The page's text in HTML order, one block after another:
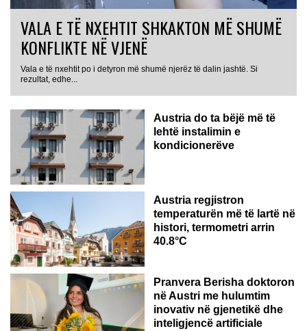
VALA E TË NXEHTIT SHKAKTON MË SHUMË
KONFLIKTE NË VJENË
Vala e të nxehtit po i detyron më shumë njerëz të dalin jashtë. Si
rezultat, edhe...
Austria do ta bëjë më të
lehtë instalimin e
kondicionerëve
Austria regjistron
temperaturën më të lartë në
histori, termometri arrin
40.8°C
AUSTRI
Pranvera Berisha doktoron
në Austri me hulumtim
inovativ në gjenetikë dhe
inteligjencë artificiale